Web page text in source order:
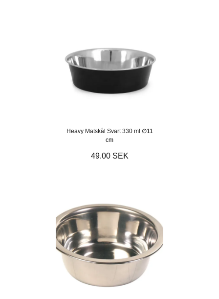
Heavy Matskål Svart 330 ml ∅11
cm
49.00 SEK